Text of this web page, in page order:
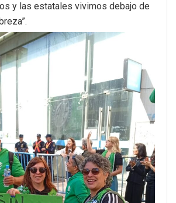
y las estatales vivimos debajo de